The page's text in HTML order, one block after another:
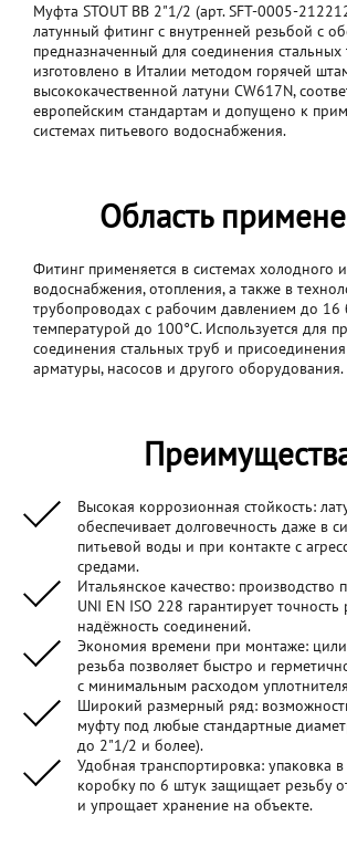
Муфта STOUT ВВ 2"1/2 (арт. SFT-0005-
латунный фитинг с внутренней резьбой с
предназначенный для соединения стальных
изготовлено в Италии методом горячей
высококачественной латуни CW617N,
европейским стандартам и допущено к
системах питьевого водоснабжения.
Область
Фитинг применяется в системах холодного
водоснабжения, отопления, а также в
трубопроводах с рабочим давлением до 16
температурой до 100°C. Используется для
соединения стальных труб и
арматуры, насосов и другого оборудования.
Высокая коррозионная стойкость:
обеспечивает долговечность даже в
питьевой воды и при контакте с
средами.
Итальянское качество: производство
UNI EN ISO 228 гарантирует точность
надёжность соединений.
Экономия времени при монтаже:
резьба позволяет быстро и
с минимальным расходом
Широкий размерный ряд:
муфту под любые стандартные
до 2"1/2 и более).
Удобная транспортировка: упаковка
коробку по 6 штук защищает резьбу
и упрощает хранение на объекте.